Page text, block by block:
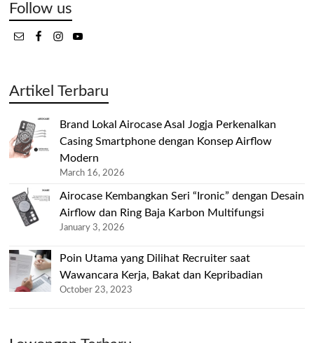
Follow us
Artikel Terbaru
Brand Lokal Airocase Asal Jogja Perkenalkan
Casing Smartphone dengan Konsep Airflow
Modern
March 16, 2026
Airocase Kembangkan Seri “Ironic” dengan Desain
Airflow dan Ring Baja Karbon Multifungsi
January 3, 2026
Poin Utama yang Dilihat Recruiter saat
Wawancara Kerja, Bakat dan Kepribadian
October 23, 2023